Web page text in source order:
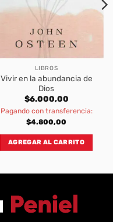
LIBROS
Vivir en la abundancia de
Dios
$6.000,00
Pagando con transferencia:
$4.800,00
AGREGAR AL CARRITO